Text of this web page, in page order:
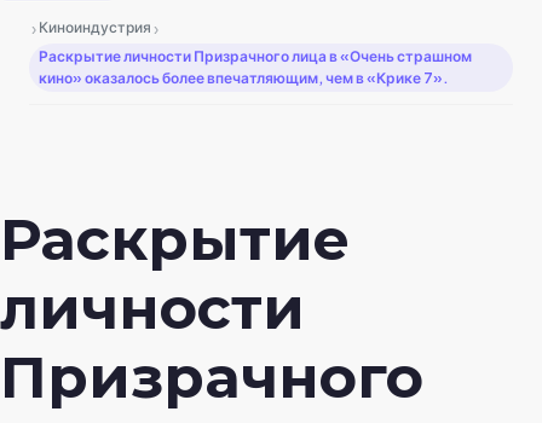
› Киноиндустрия ›
Раскрытие личности Призрачного лица в «Очень страшном
кино» оказалось более впечатляющим, чем в «Крике 7».
Раскрытие
личности
Призрачного